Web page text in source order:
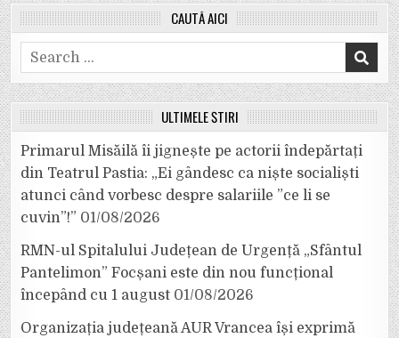
CAUTĂ AICI
Search
for:
ULTIMELE ȘTIRI
Primarul Misăilă îi jignește pe actorii îndepărtați
din Teatrul Pastia: „Ei gândesc ca niște socialiști
atunci când vorbesc despre salariile ”ce li se
cuvin”!” 01/08/2026
RMN-ul Spitalului Județean de Urgență „Sfântul
Pantelimon” Focșani este din nou funcțional
începând cu 1 august 01/08/2026
Organizația județeană AUR Vrancea își exprimă